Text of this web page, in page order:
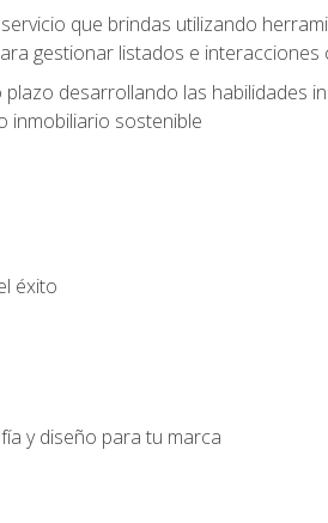
que brindas utilizando
gestionar listados e interacciones
desarrollando las habilidades
inmobiliario sostenible
éxito
y diseño para tu marca